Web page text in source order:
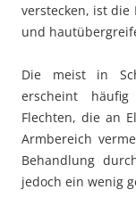
verstecken, ist die
und
Die meist in
erscheint
Flechten, die an
Armbereich
Behandlung
jedoch ein wenig